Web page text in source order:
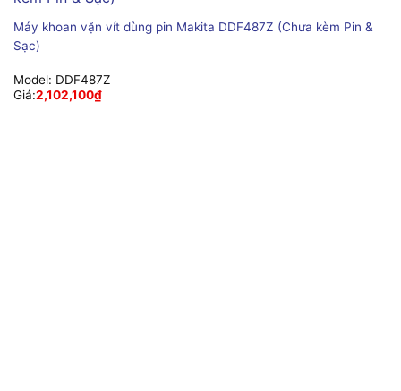
Máy khoan vặn vít dùng pin Makita DDF487Z (Chưa kèm Pin &
Sạc)
Model: DDF487Z
Giá:2,102,100₫